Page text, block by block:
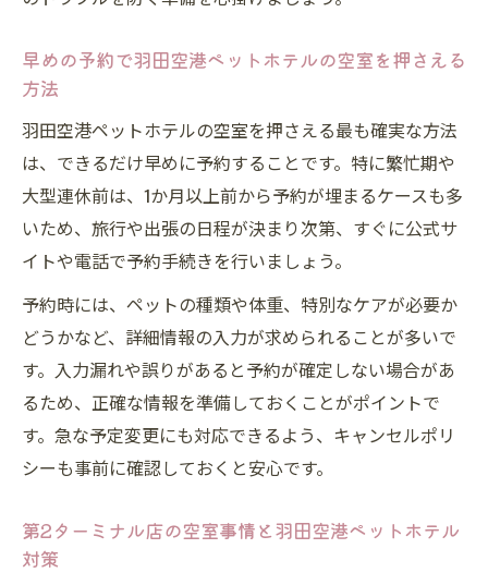
早めの予約で羽田空港ペットホテルの空室を押さえる
方法
羽田空港ペットホテルの空室を押さえる最も確実な方法
は、できるだけ早めに予約することです。特に繁忙期や
大型連休前は、1か月以上前から予約が埋まるケースも多
いため、旅行や出張の日程が決まり次第、すぐに公式サ
イトや電話で予約手続きを行いましょう。
予約時には、ペットの種類や体重、特別なケアが必要か
どうかなど、詳細情報の入力が求められることが多いで
す。入力漏れや誤りがあると予約が確定しない場合があ
るため、正確な情報を準備しておくことがポイントで
す。急な予定変更にも対応できるよう、キャンセルポリ
シーも事前に確認しておくと安心です。
第2ターミナル店の空室事情と羽田空港ペットホテル
対策